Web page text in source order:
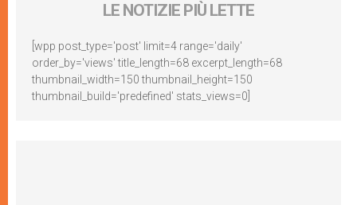
LE NOTIZIE PIÙ LETTE
[wpp post_type='post' limit=4 range='daily'
order_by='views' title_length=68 excerpt_length=68
thumbnail_width=150 thumbnail_height=150
thumbnail_build='predefined' stats_views=0]